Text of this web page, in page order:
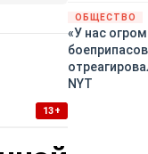
13+
ОБЩЕСТВО
«У нас
NYT